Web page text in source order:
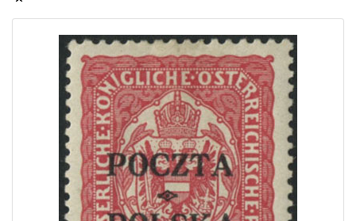
Home page
Current auction
Recent result
Archive
Regulation
Contact